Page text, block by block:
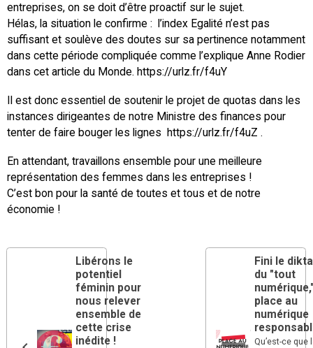
entreprises, on se doit d’être proactif sur le sujet.
Hélas, la situation le confirme : l’index Egalité n’est pas
suffisant et soulève des doutes sur sa pertinence notamment
dans cette période compliquée comme l’explique Anne Rodier
dans cet article du Monde. https://urlz.fr/f4uY
Il est donc essentiel de soutenir le projet de quotas dans les
instances dirigeantes de notre Ministre des finances pour
tenter de faire bouger les lignes https://urlz.fr/f4uZ .
En attendant, travaillons ensemble pour une meilleure
représentation des femmes dans les entreprises !
C’est bon pour la santé de toutes et tous et de notre
économie !
Libérons le
potentiel
féminin pour
nous relever
ensemble de
cette crise
inédite !
Fini le
du "tout
place au
numérique
Qu’est-ce que